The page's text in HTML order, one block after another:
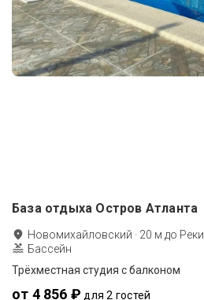
База отдыха Остров Атланта
Новомихайловский · 20 м до Реки
Бассейн
Трёхместная студия с балконом
от 4 856 ₽ для 2 гостей